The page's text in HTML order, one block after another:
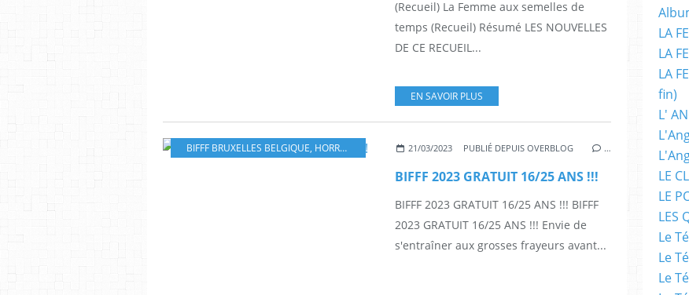
(Recueil) La Femme aux semelles de
temps (Recueil) Résumé LES NOUVELLES
DE CE RECUEIL...
EN SAVOIR PLUS
BIFFF BRUXELLES BELGIQUE, HORREUR CINÉMA,FILMS,RUSSELL CROWE,L'EXORCISTE DU VATICAN ROOTS &
21/03/2023 PUBLIÉ DEPUIS OVERBLOG …
BIFFF 2023 GRATUIT 16/25 ANS !!!
BIFFF 2023 GRATUIT 16/25 ANS !!! BIFFF
2023 GRATUIT 16/25 ANS !!! Envie de
s'entraîner aux grosses frayeurs avant...
LA
LA
LA
fin)
L'
LE
LE
LES
Le
Le
Le